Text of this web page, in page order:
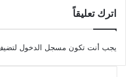
اترك تعليقاً
يجب أنت تكون مسجل الدخول